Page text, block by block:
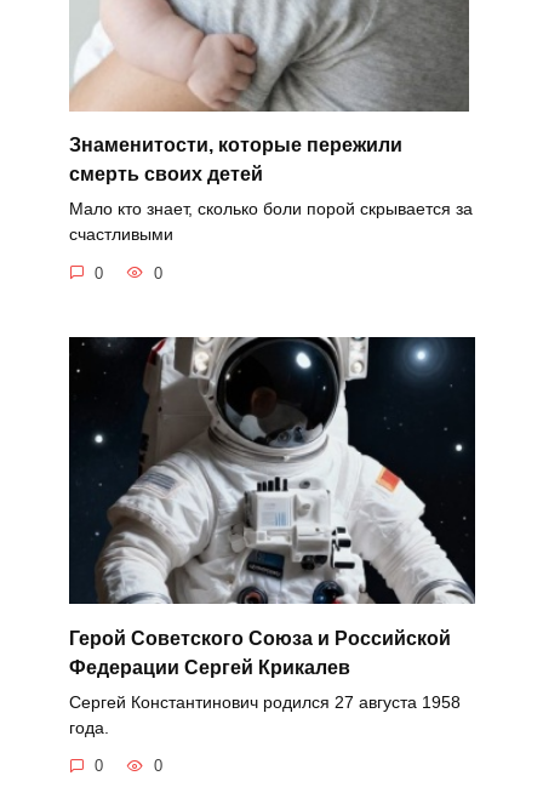
Знаменитости, которые пережили
смерть своих детей
Мало кто знает, сколько боли порой скрывается за
счастливыми
0 0
Герой Советского Союза и Российской
Федерации Сергей Крикалев
Сергей Константинович родился 27 августа 1958
года.
0 0